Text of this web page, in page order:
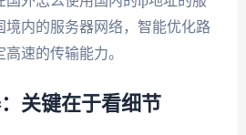
境内的服务器网络，智能优化路
速的传输能力。
关键在于看细节